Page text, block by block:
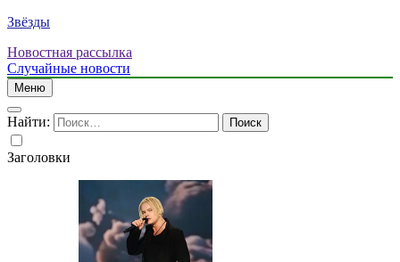
Звёзды
Новостная рассылка
Случайные новости
Меню
Найти:
Заголовки